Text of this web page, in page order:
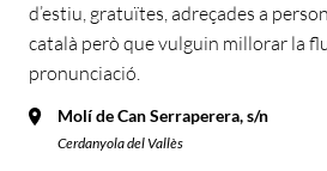
d’estiu, gratuïtes, adreçades a
català però que vulguin millorar la
pronunciació.
Molí de Can Serraperera, s/n
Cerdanyola del Vallès